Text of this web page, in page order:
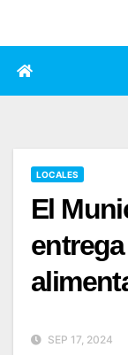
LOCALES
El
SEP 17, 2024